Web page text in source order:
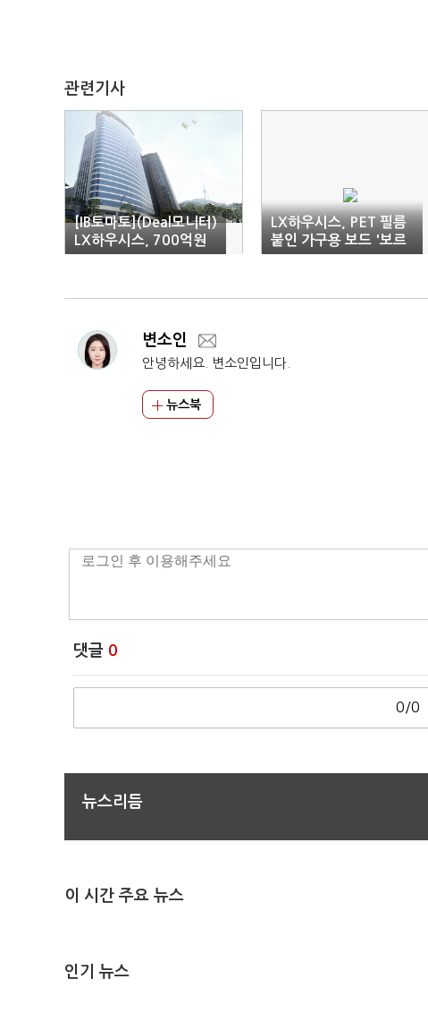
관련기사
[IB토마토](Deal모니터)
LX하우시스, 700억원
회사채 발행…수요예측
LX하우시스, PET 필름
붙인 가구용 보드 '보르
떼' 출시
변소인
안녕하세요. 변소인입니다.
뉴스북
댓글 0
0/0
뉴스리듬
이 시간 주요 뉴스
인기 뉴스